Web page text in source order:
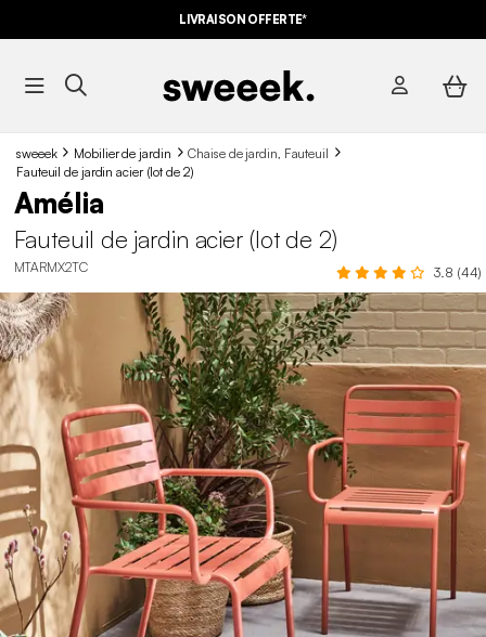
LIVRAISON OFFERTE*
sweeek Mobilier de jardin
Chaise de jardin, Fauteuil
Fauteuil de jardin acier (lot de 2)
Amélia
Fauteuil de jardin acier (lot de 2)
MTARMX2TC 3.8 (44)